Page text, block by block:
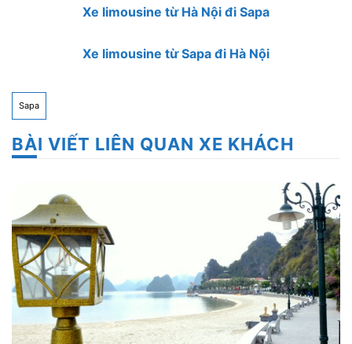
Xe limousine từ Hà Nội đi Sapa
Xe limousine từ Sapa đi Hà Nội
Sapa
BÀI VIẾT LIÊN QUAN XE KHÁCH